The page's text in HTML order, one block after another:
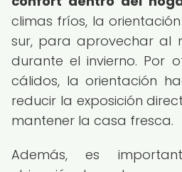
climas fríos, la
sur, para aprovechar al
durante el invierno. Por
cálidos, la orientación
reducir la exposición
mantener la casa fresca.
Además, es